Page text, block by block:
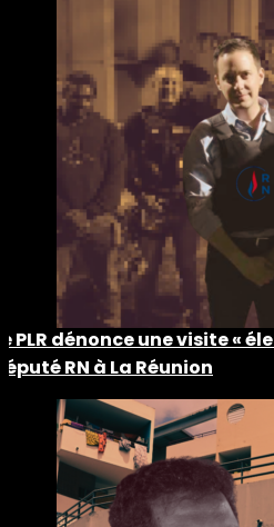
PLR dénonce une visite «
RN à La Réunion